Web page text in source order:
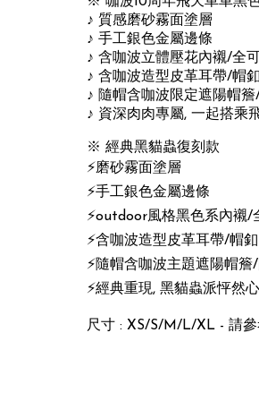
♪ 質感磨砂霧面塗層
♪ 手工銀色金屬邊條
♪ 含咖波立體壓花內襯/全
♪ 含咖波造型皮革耳帶/帽釦
♪ 隨帽含咖波限定遮陽帽
♪ 資深肉肉專屬, 一起搭乘
※ 經典黑貓蟲復刻款
⚡磨砂霧面塗層
⚡手工銀色金屬邊條
⚡outdoor風格黑色系內襯/
⚡含咖波造型皮革耳帶/帽釦
⚡隨帽含咖波主題遮陽帽
⚡經典重現, 黑貓蟲派怦然
尺寸 : XS/S/M/L/XL - 請